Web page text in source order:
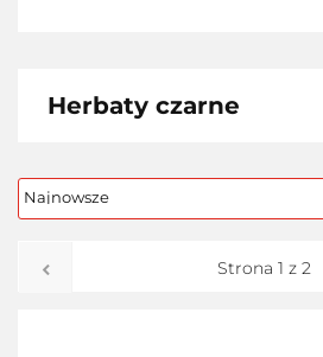
Herbaty czarne